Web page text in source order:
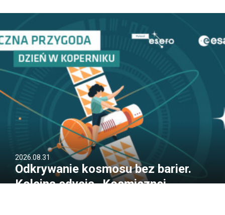
2026.08.31
Odkrywanie kosmosu bez barier.
Kolejna edycja „Kosmicznej